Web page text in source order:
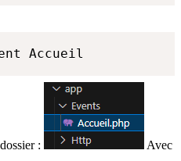
Accueil
:
Avec